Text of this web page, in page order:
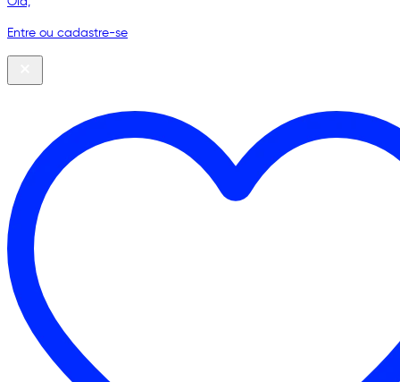
Entre ou cadastre-se